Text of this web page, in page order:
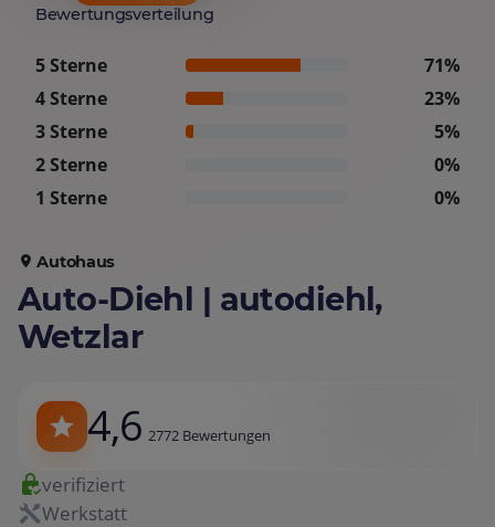
Bewertungsverteilung
5 Sterne
71%
4 Sterne
23%
3 Sterne
5%
2 Sterne
0%
1 Sterne
0%
Autohaus
Auto-Diehl | autodiehl,
Wetzlar
4,6 2772 Bewertungen
verifiziert
Werkstatt